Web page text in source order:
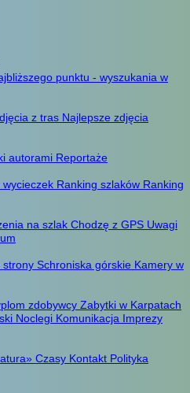
punktu - wyszukania w
z tras Najlepsze zdjęcia
autorami Reportaże
wycieczek Ranking szlaków Ranking
na szlak Chodzę z GPS Uwagi
strony Schroniska górskie Kamery w
zdobywcy Zabytki w Karpatach
Noclegi Komunikacja Imprezy
Czasy Kontakt Polityka